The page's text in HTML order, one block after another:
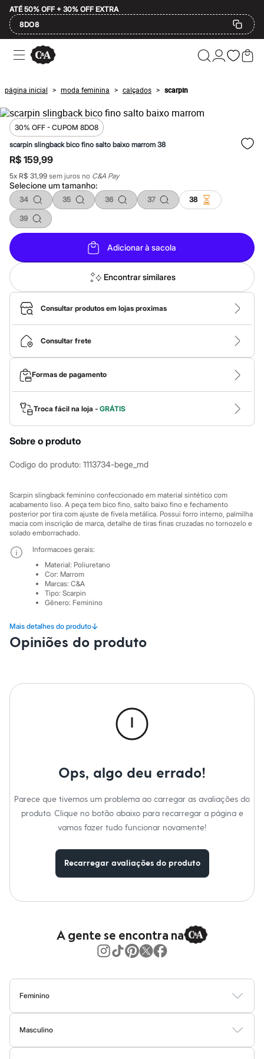
ATÉ 50% OFF + 30% OFF EXTRA
8DO8
Ofertas
Compre por Departamento
Masculino
Infantil
Calçados
Plus Size
2 calçados por R$189
2 peças por R$199
3 lingeries por R$99
3 itens de beleza por R$129
Até 20% off
Até 40% off
Até 60% off
A partir de 60% off
Feminino
Em alta
Inverno
Alfaiataria
Novidades
Roupas
Blusas e Camisetas
Básicos
Calças
Casacos e Jaquetas
Saias
Shorts e Bermudas
Vestidos
Acessórios
Bolsas
Bonés e Chapéus
Bijoux
Cintos
Óculos
Relógios
Calçados
Botas
Chinelos
Sandálias
Sapatilhas
Tênis
Marcas
City
Clock House
Mindset
Sawary
Yessica
Moda esportiva
Acessórios
Blusas
Leggings
Shorts e Bermudas
Tops
Cintas e Modeladores
Meias
Personagens
Calças
Casacos e Jaquetas
Jeans
Moda esportiva
Inverno
Novidades
Jeans
Polos
Acessórios
Bolsas e Mochilas
Cintos
Carteiras
Óculos
página inicial > moda feminina > calçados > scarpin
30% OFF - CUPOM 8DO8
scarpin slingback bico fino salto baixo marrom 38
R$ 159,99
5x R$ 31,99 sem juros no C&A Pay
Selecione umtamanho:
34 35 36 37 38
39
Adicionar à sacola
Encontrar similares
Consultar produtos em lojas proximas
Consultar frete
Formas de pagamento
Troca fácil na loja - GRÁTIS
Sobre o produto
Codigo do produto: 1113734-bege_md
Scarpin slingback feminino confeccionado em material sintético com
acabamento liso. A peça tem bico fino, salto baixo fino e fechamento
posterior por tira com ajuste de fivela metálica. Possui forro interno, palmilha
macia com inscrição de marca, detalhe de tiras finas cruzadas no tornozelo e
solado emborrachado.
Mais detalhes do produto↓
Informacoes gerais:
Material: Poliuretano
Cor: Marrom
Marcas: C&A
Tipo: Scarpin
Gênero: Feminino
Opiniões do produto
Ops, algo deu errado!
Parece que tivemos um problema ao carregar as avaliações do
produto. Clique no botão abaixo para recarregar a página e
vamos fazer tudo funcionar novamente!
Recarregar avaliações do produto
A gente se encontra na
Feminino
BlusasCalçasVestidosSaiasCasacosModa PraiaModa Íntima
Masculino
CamisetasCamisasBermudasCalçasModa ÍntimaJaquetas e Casacos